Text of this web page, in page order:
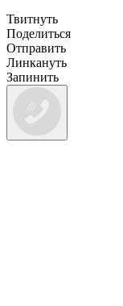
Твитнуть
Поделиться
Отправить
Линкануть
Запинить